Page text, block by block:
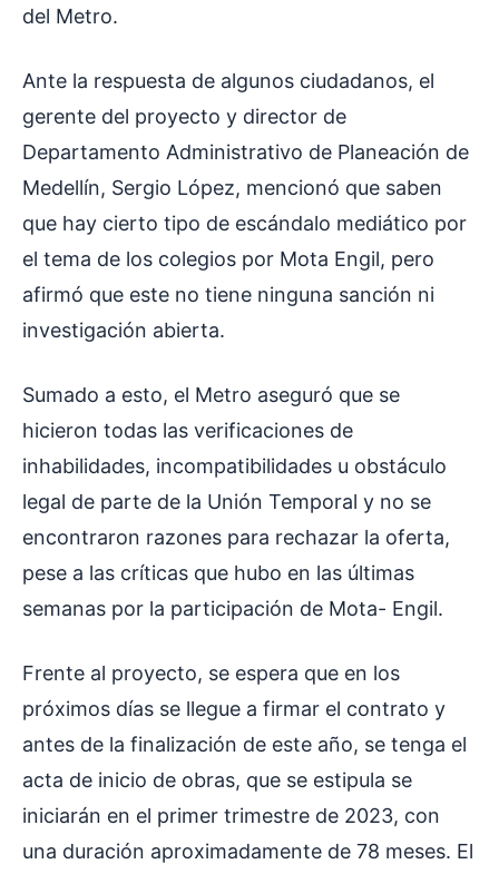
del Metro.
Ante la respuesta de algunos ciudadanos, el
gerente del proyecto y director de
Departamento Administrativo de Planeación de
Medellín, Sergio López, mencionó que saben
que hay cierto tipo de escándalo mediático por
el tema de los colegios por Mota Engil, pero
afirmó que este no tiene ninguna sanción ni
investigación abierta.
Sumado a esto, el Metro aseguró que se
hicieron todas las verificaciones de
inhabilidades, incompatibilidades u obstáculo
legal de parte de la Unión Temporal y no se
encontraron razones para rechazar la oferta,
pese a las críticas que hubo en las últimas
semanas por la participación de Mota- Engil.
Frente al proyecto, se espera que en los
próximos días se llegue a firmar el contrato y
antes de la finalización de este año, se tenga el
acta de inicio de obras, que se estipula se
iniciarán en el primer trimestre de 2023, con
una duración aproximadamente de 78 meses. El